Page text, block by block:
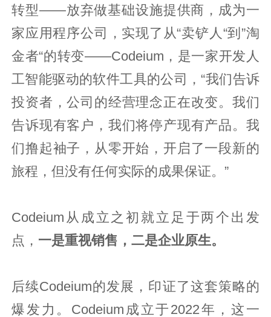
转型——放弃做基础设施提供商，成为一
家应用程序公司，实现了从“卖铲人“到”淘
金者“的转变——Codeium，是一家开发人
工智能驱动的软件工具的公司，“我们告诉
投资者，公司的经营理念正在改变。我们
告诉现有客户，我们将停产现有产品。我
们撸起袖子，从零开始，开启了一段新的
旅程，但没有任何实际的成果保证。”
Codeium从成立之初就立足于两个出发
点， 一是重视销售，二是企业原生。
后续Codeium的发展，印证了这套策略的
爆发力。Codeium成立于2022年，这一